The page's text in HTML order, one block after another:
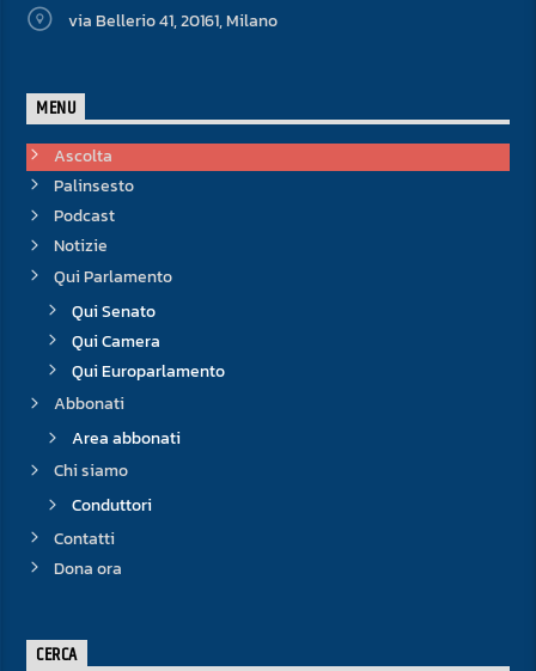
via Bellerio 41, 20161, Milano
MENU
Ascolta
Palinsesto
Podcast
Notizie
Qui Parlamento
Qui Senato
Qui Camera
Qui Europarlamento
Abbonati
Area abbonati
Chi siamo
Conduttori
Contatti
Dona ora
CERCA